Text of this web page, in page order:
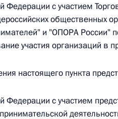
Кодекса Российской
Правительством Российской
в сфере деятельности с
Федерации с участием
общественных
и "ОПОРА России"
участия организаций в
настоящего пункта
Федерации с участием